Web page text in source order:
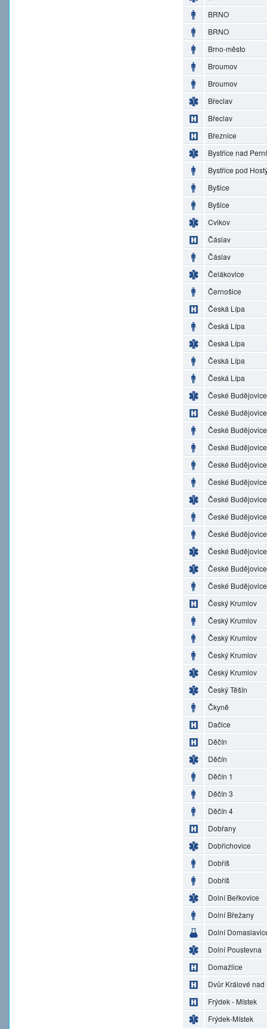
BRNO
BRNO
Brno-město
Broumov
Broumov
Břeclav
Břeclav
Březnice
Bystřice nad
Bystřice pod
Byšice
Byšice
Cvikov
Čáslav
Čáslav
Čelákovice
Černošice
Česká Lípa
Česká Lípa
Česká Lípa
Česká Lípa
Česká Lípa
České Budějovice
České Budějovice
České Budějovice
České Budějovice
České Budějovice
České Budějovice
České Budějovice
České Budějovice
České Budějovice
České Budějovice
České Budějovice
České Budějovice
Český Krumlov
Český Krumlov
Český Krumlov
Český Krumlov
Český Krumlov
Český Těšín
Čkyně
Dačice
Děčín
Děčín
Děčín 1
Děčín 3
Děčín 4
Dobřany
Dobřichovice
Dobříš
Dobříš
Dolní Beřkovice
Dolní Břežany
Dolní
Dolní Poustevna
Domažlice
Dvůr Králové nad
Frýdek - Místek
Frýdek-Místek